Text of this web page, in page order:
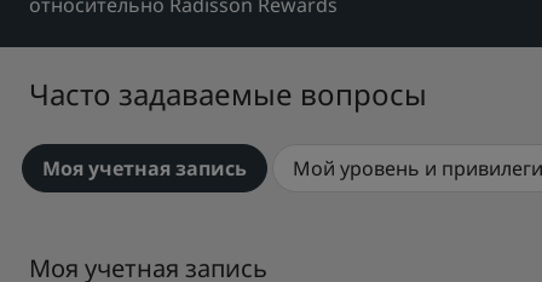
Prize by Radisson Country Inn & Suites
Аффилированные бренды в Китае
Часто задаваемые вопросы
Моя учетная запись Мой уровень и
Моя учетная запись